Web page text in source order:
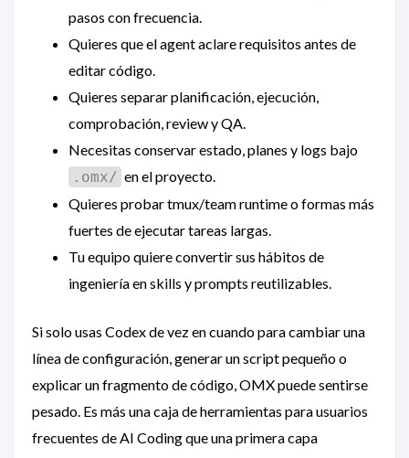
pasos con frecuencia.
Quieres que el agent aclare requisitos antes de
editar código.
Quieres separar planificación, ejecución,
comprobación, review y QA.
Necesitas conservar estado, planes y logs bajo
.omx/ en el proyecto.
Quieres probar tmux/team runtime o formas más
fuertes de ejecutar tareas largas.
Tu equipo quiere convertir sus hábitos de
ingeniería en skills y prompts reutilizables.
Si solo usas Codex de vez en cuando para cambiar una
línea de configuración, generar un script pequeño o
explicar un fragmento de código, OMX puede sentirse
pesado. Es más una caja de herramientas para usuarios
frecuentes de AI Coding que una primera capa